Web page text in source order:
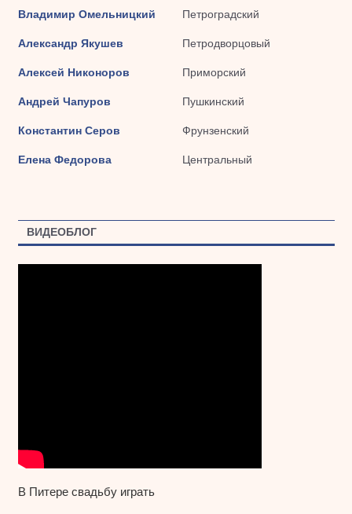
Владимир Омельницкий Петроградский
Александр Якушев Петродворцовый
Алексей Никоноров Приморский
Андрей Чапуров Пушкинский
Константин Серов Фрунзенский
Елена Федорова Центральный
ВИДЕОБЛОГ
В Питере свадьбу играть